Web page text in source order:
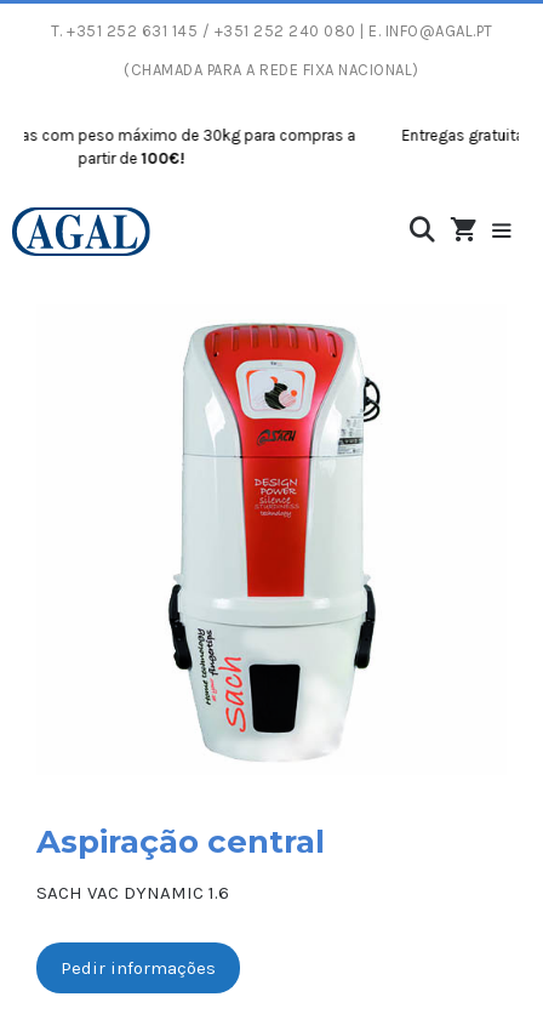
T. +351 252 631 145 / +351 252 240 080 | E. INFO@AGAL.PT
(CHAMADA PARA A REDE FIXA NACIONAL)
com peso máximo de 30kg para compras a
partir de100€!
Entregas gratuitas
Aspiração central
SACH VAC DYNAMIC 1.6
Pedir informações